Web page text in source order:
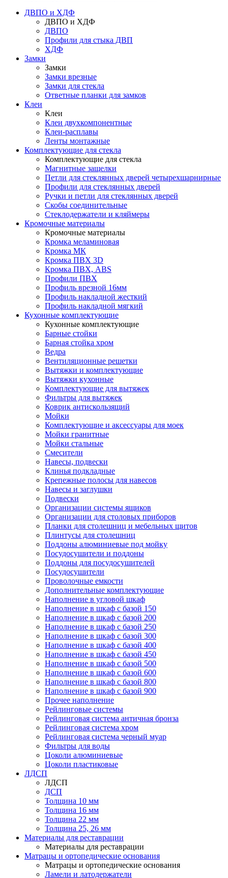
ДВПО и ХДФ
ДВПО и ХДФ
ДВПО
Профили для стыка ДВП
ХДФ
Замки
Замки
Замки врезные
Замки для стекла
Ответные планки для замков
Клеи
Клеи
Клеи двухкомпонентные
Клеи-расплавы
Ленты монтажные
Комплектующие для стекла
Комплектующие для стекла
Магнитные защелки
Петли для стеклянных дверей четырехшарнирные
Профили для стеклянных дверей
Ручки и петли для стеклянных дверей
Скобы соединительные
Стеклодержатели и кляймеры
Кромочные материалы
Кромочные материалы
Кромка меламиновая
Кромка МК
Кромка ПВХ 3D
Кромка ПВХ, ABS
Профили ПВХ
Профиль врезной 16мм
Профиль накладной жесткий
Профиль накладной мягкий
Кухонные комплектующие
Кухонные комплектующие
Барные стойки
Барная стойка хром
Ведра
Вентиляционные решетки
Вытяжки и комплектующие
Вытяжки кухонные
Комплектующие для вытяжек
Фильтры для вытяжек
Коврик антискользящий
Мойки
Комплектующие и аксессуары для моек
Мойки гранитные
Мойки стальные
Смесители
Навесы, подвески
Клинья подкладные
Крепежные полосы для навесов
Навесы и заглушки
Подвески
Организации системы ящиков
Организации для столовых приборов
Планки для столешниц и мебельных щитов
Плинтусы для столешниц
Поддоны алюминиевые под мойку
Посудосушители и поддоны
Поддоны для посудосушителей
Посудосушители
Проволочные емкости
Дополнительные комплектующие
Наполнение в угловой шкаф
Наполнение в шкаф с базой 150
Наполнение в шкаф с базой 200
Наполнение в шкаф с базой 250
Наполнение в шкаф с базой 300
Наполнение в шкаф с базой 400
Наполнение в шкаф с базой 450
Наполнение в шкаф с базой 500
Наполнение в шкаф с базой 600
Наполнение в шкаф с базой 800
Наполнение в шкаф с базой 900
Прочее наполнение
Рейлинговые системы
Рейлинговая система античная бронза
Рейлинговая система хром
Рейлинговая система черный муар
Фильтры для воды
Цоколи алюминиевые
Цоколи пластиковые
ЛДСП
ЛДСП
ДСП
Толщина 10 мм
Толщина 16 мм
Толщина 22 мм
Толщина 25, 26 мм
Материалы для реставрации
Материалы для реставрации
Матрацы и ортопедические основания
Матрацы и ортопедические основания
Ламели и латодержатели